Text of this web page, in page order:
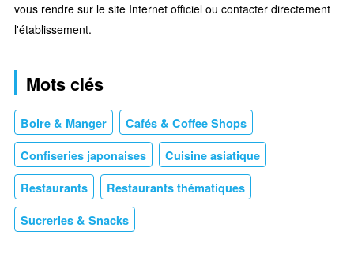
vous rendre sur le site Internet officiel ou contacter directement
l'établissement.
Mots clés
Boire & Manger Cafés & Coffee Shops
Confiseries japonaises Cuisine asiatique
Restaurants Restaurants thématiques
Sucreries & Snacks